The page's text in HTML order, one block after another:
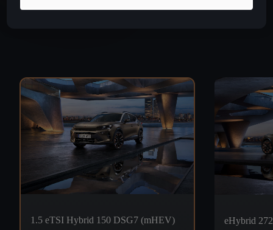
1.5 eTSI Hybrid 150 DSG7 (mHEV) eHybrid